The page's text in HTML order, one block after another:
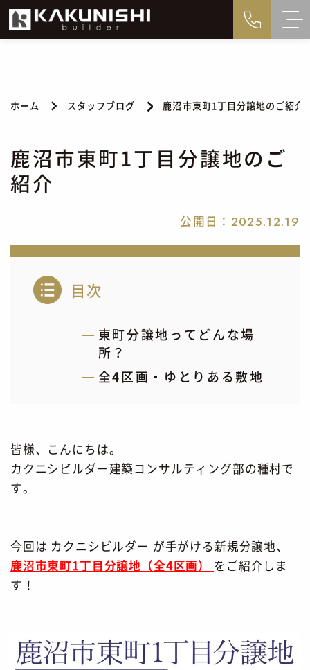
ホーム スタッフブログ 鹿沼市東町1丁目分譲地のご紹介
鹿沼市東町1丁目分譲地のご
紹介
公開日： 2025.12.19
目次
東町分譲地ってどんな場
所？
全4区画・ゆとりある敷地
皆様、こんにちは。
カクニシビルダー建築コンサルティング部の種村で
す。
今回は カクニシビルダー が手がける新規分譲地、
鹿沼市東町1丁目分譲地（全4区画）
をご紹介しま
す！